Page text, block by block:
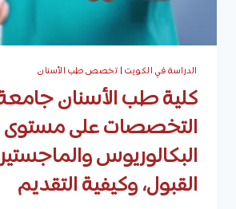
الدراسة في الكويت| تخصص طب الأسنان
كلية طب الأسنان
التخصصات على مستوى
البكالوريوس
القبول، وكيفية التقديم